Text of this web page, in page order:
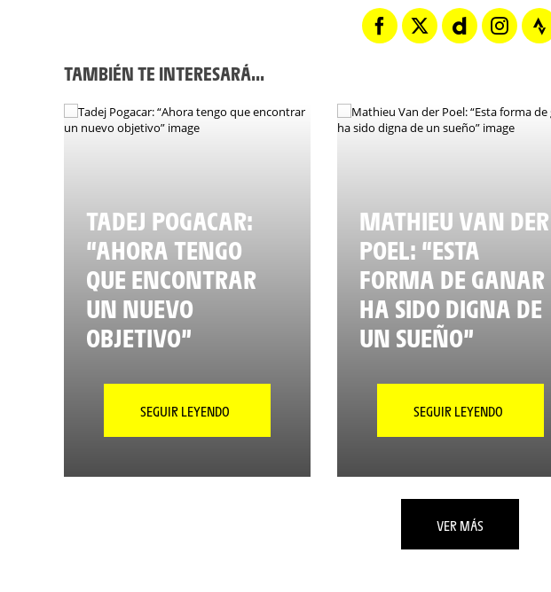
TAMBIÉN TE INTERESARÁ...
TADEJ POGACAR:
“AHORA TENGO
QUE ENCONTRAR
UN NUEVO
OBJETIVO”
SEGUIR LEYENDO
MATHIEU VAN DER
POEL: “ESTA
FORMA DE GANAR
HA SIDO DIGNA DE
UN SUEÑO”
SEGUIR LEYENDO
VER MÁS